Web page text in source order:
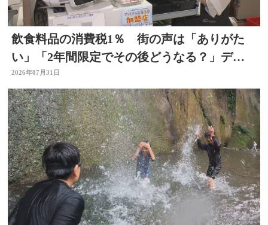
飲食料品の消費税1％ 街の声は「ありがた
い」「2年間限定でその後どうなる？」デパ
ートの反応は 大分
2026年07月31日